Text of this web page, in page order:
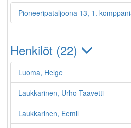
Pioneeripataljoona 13, 1.
Henkilöt (22)
Luoma, Helge
Laukkarinen, Urho Taavetti
Laukkarinen, Eemil